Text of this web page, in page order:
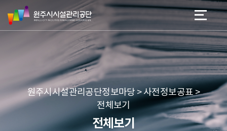
네
본문 바로가기
메뉴 바로가기
원
주
시
리
공
단
원주시시설관리공단정보마당 > 사전정보공표 >
전체보기
전체보기